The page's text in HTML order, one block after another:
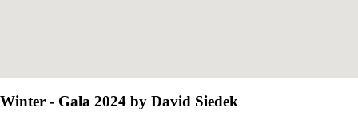
Winter - Gala 2024 by David Siedek